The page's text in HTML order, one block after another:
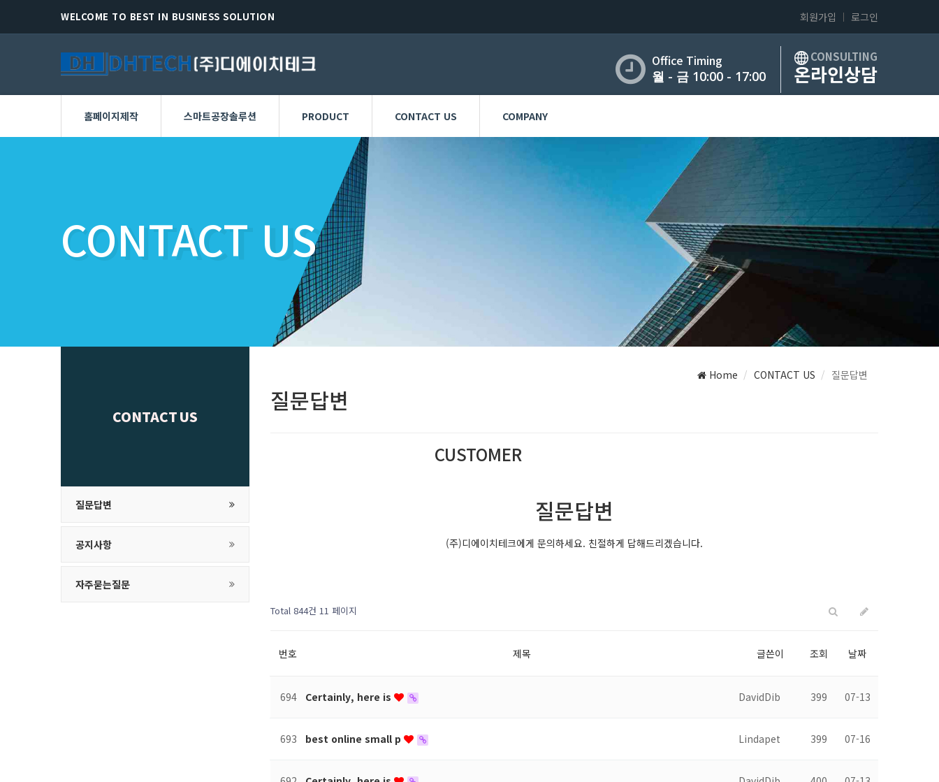
WELCOME TO BEST IN BUSINESS SOLUTION 회원가입 로그인
Office Timing
월 - 금 10:00 - 17:00
CONSULTING
온라인상담
홈페이지제작 스마트공장솔루션 PRODUCT CONTACT US COMPANY
CONTACT US
CONTACT US
질문답변
공지사항
자주묻는질문
Home CONTACT US 질문답변
질문답변
CUSTOMER
질문답변
(주)디에이치테크에게 문의하세요. 친절하게 답해드리겠습니다.
Total 844건 11 페이지
번호 제목 글쓴이 조회 날짜
694 Certainly, here is DavidDib 399 07-13
693 best online small p Lindapet 399 07-16